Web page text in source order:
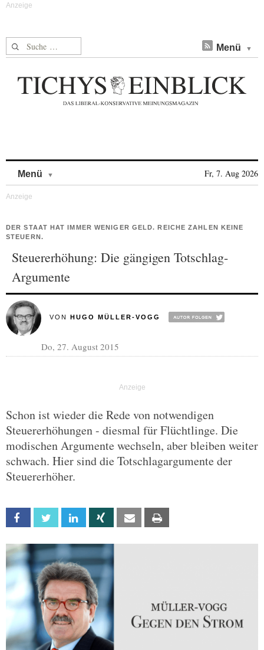
Suche nach: Menü
Menü Fr, 7. Aug 2026
DER STAAT HAT IMMER WENIGER GELD. REICHE ZAHLEN KEINE
STEUERN.
Steuererhöhung: Die gängigen Totschlag-
Argumente
VON HUGO MÜLLER-VOGG
Do, 27. August 2015
Schon ist wieder die Rede von notwendigen
Steuererhöhungen - diesmal für Flüchtlinge. Die
modischen Argumente wechseln, aber bleiben weiter
schwach. Hier sind die Totschlagargumente der
Steuererhöher.
Facebook Twitter Linkedin Xing Email